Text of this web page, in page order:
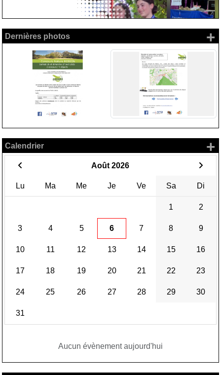
Dernières photos +
Calendrier
Août 2026
Lu Ma Me Je Ve Sa Di
1 2
3 4 5 6 7 8 9
10 11 12 13 14 15 16
17 18 19 20 21 22 23
24 25 26 27 28 29 30
31
Aucun évènement aujourd'hui
+